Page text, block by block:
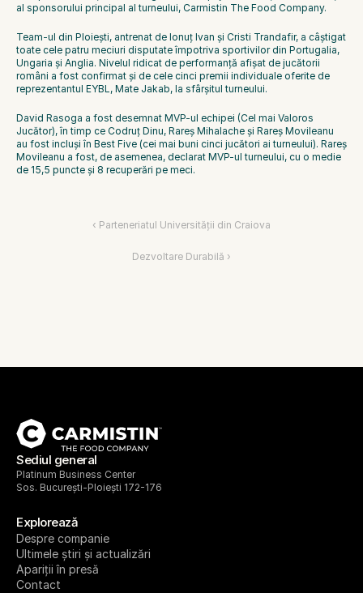
al sponsorului principal al turneului, Carmistin The Food Company.
Team-ul din Ploiești, antrenat de Ionuț Ivan și Cristi Trandafir, a câștigat
toate cele patru meciuri disputate împotriva sportivilor din Portugalia,
Ungaria și Anglia. Nivelul ridicat de performanță afișat de jucătorii
români a fost confirmat și de cele cinci premii individuale oferite de
reprezentantul EYBL, Mate Jakab, la sfârșitul turneului.
David Rasoga a fost desemnat MVP-ul echipei (Cel mai Valoros
Jucător), în timp ce Codruț Dinu, Rareș Mihalache și Rareș Movileanu
au fost incluși în Best Five (cei mai buni cinci jucători ai turneului). Rareș
Movileanu a fost, de asemenea, declarat MVP-ul turneului, cu o medie
de 15,5 puncte și 8 recuperări pe meci.
‹ Parteneriatul Universității din Craiova
Dezvoltare Durabilă ›
Sediul general
Platinum Business Center
Sos. București-Ploiești 172-176
Explorează
Despre companie
Ultimele știri și actualizări
Apariții în presă
Contact